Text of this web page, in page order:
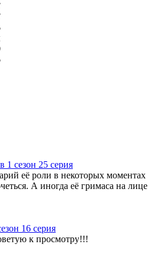
1 сезон 25 серия
её роли в некоторых моментах
А иногда её гримаса на лице
16 серия
к просмотру!!!